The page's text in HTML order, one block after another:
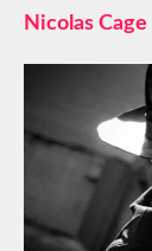
Nicolas